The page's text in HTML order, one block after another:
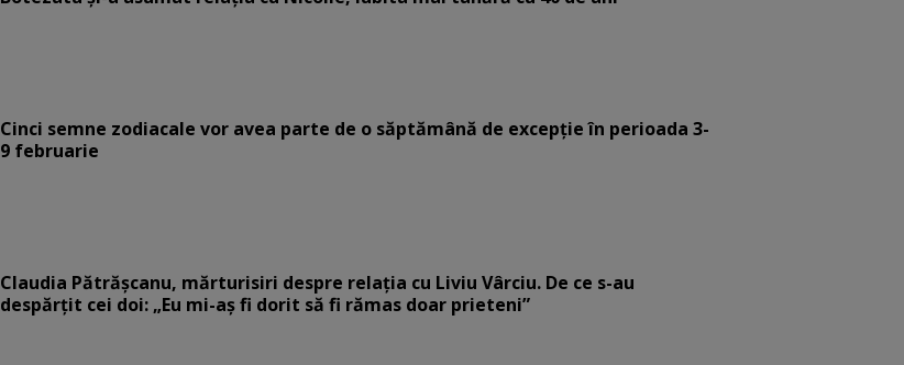
Cinci semne zodiacale vor avea parte de o săptămână de excepție în perioada 3-
9 februarie
Claudia Pătrășcanu, mărturisiri despre relația cu Liviu Vârciu. De ce s-au
despărțit cei doi: „Eu mi-aș fi dorit să fi rămas doar prieteni”